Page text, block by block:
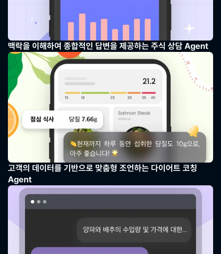
맥락을 이해하여 종합적인 답변을 제공하는 주식 상담 Agent
고객의 데이터를 기반으로 맞춤형 조언하는 다이어트 코칭
Agent